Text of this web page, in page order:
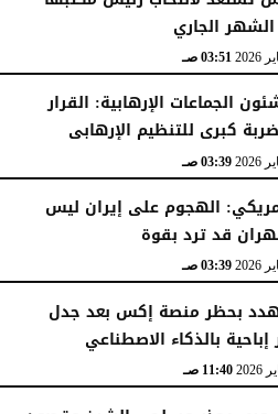
الجاري
03:51 صـ
الجماعات الإرهابية: القرار
كبرى للتنظيم الإرهابى
03:39 صـ
الهجوم على إيران ليس
قد ترد بقوة
03:39 صـ
تهدد بحظر منصة إكس بعد جدل
بالذكاء الاصطناعي
11:40 صـ